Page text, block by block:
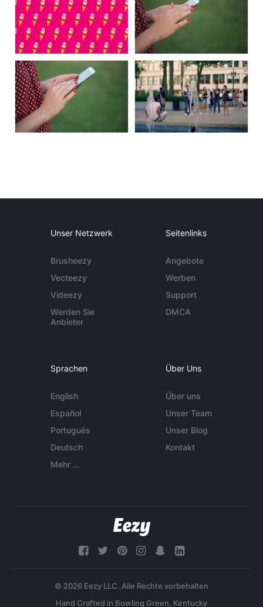
Unser Netzwerk
Brusheezy
Vecteezy
Videezy
Werden Sie
Anbieter
Seitenlinks
Angebote
Werben
Support
DMCA
Sprachen
English
Español
Português
Deutsch
Mehr ...
Über Uns
Über uns
Unser Team
Unser Blog
Kontakt
© 2026 Eezy LLC. Alle Rechte vorbehalten